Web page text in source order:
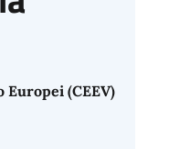
(CEEV)